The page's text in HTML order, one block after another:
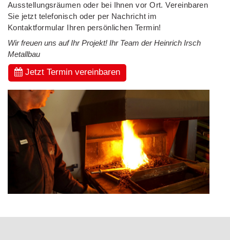
Ausstellungsräumen oder bei Ihnen vor Ort. Vereinbaren
Sie jetzt telefonisch oder per Nachricht im
Kontaktformular Ihren persönlichen Termin!
Wir freuen uns auf Ihr Projekt! Ihr Team der Heinrich Irsch
Metallbau
Jetzt Termin vereinbaren